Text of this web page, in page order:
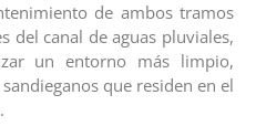
de ambos tramos
del canal de aguas pluviales,
un entorno más limpio,
que residen en el